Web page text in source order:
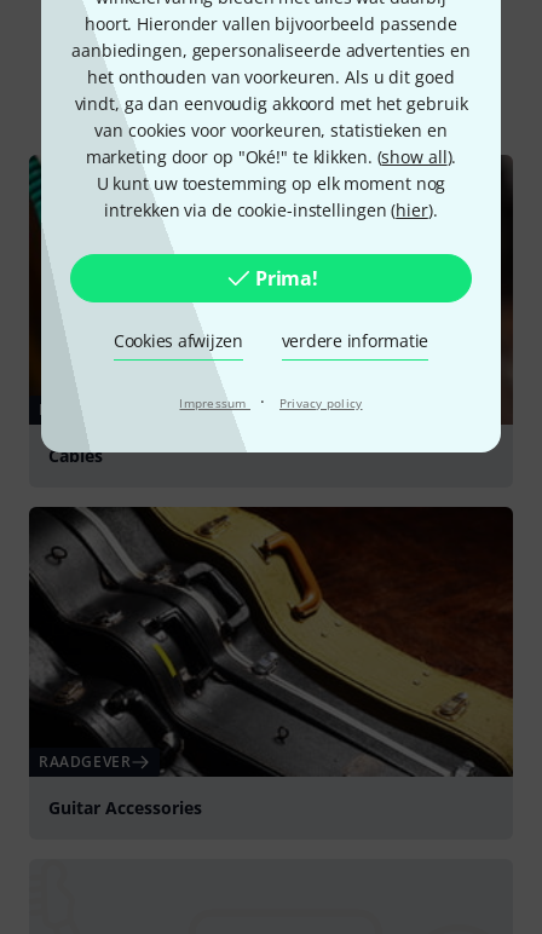
hoort. Hieronder vallen bijvoorbeeld passende
aanbiedingen, gepersonaliseerde advertenties en
het onthouden van voorkeuren. Als u dit goed
vindt, ga dan eenvoudig akkoord met het gebruik
van cookies voor voorkeuren, statistieken en
marketing door op "Oké!" te klikken. (show all).
U kunt uw toestemming op elk moment nog
intrekken via de cookie-instellingen (hier).
Prima!
Cookies afwijzen verdere informatie
Impressum · Privacy policy
Wist u?
Alle Online Raadgever Downloads
RAADGEVER
Cables
RAADGEVER
Guitar Accessories